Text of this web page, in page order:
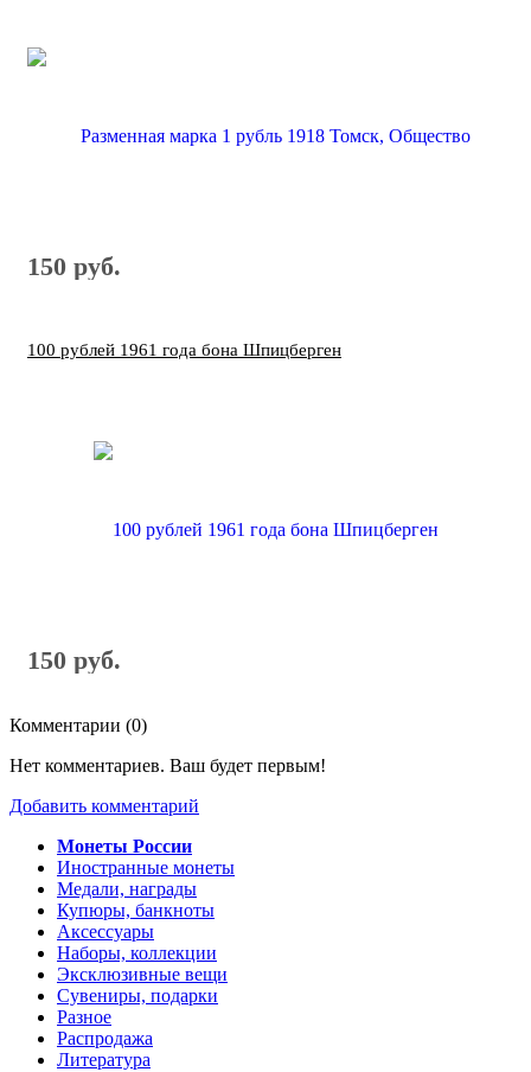
150 руб.
100 рублей 1961 года бона Шпицберген
150 руб.
Комментарии (0)
Нет комментариев. Ваш будет первым!
Добавить комментарий
Монеты России
Иностранные монеты
Медали, награды
Купюры, банкноты
Аксессуары
Наборы, коллекции
Эксклюзивные вещи
Сувениры, подарки
Разное
Распродажа
Литература